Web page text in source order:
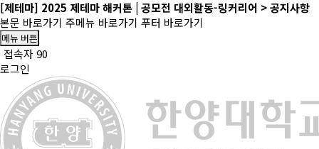
[제테마] 2025 제테마 해커톤 | 공모전 대외활동-링커리어 > 공지사항
본문 바로가기 주메뉴 바로가기 푸터 바로가기
메뉴 버튼
접속자 90
로그인